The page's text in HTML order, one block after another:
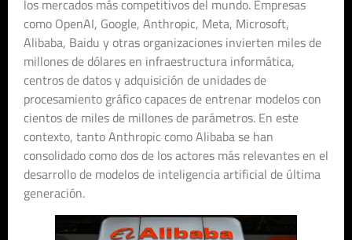
los mercados más competitivos del mundo. Empresas
como OpenAI, Google, Anthropic, Meta, Microsoft,
Alibaba, Baidu y otras organizaciones invierten miles de
millones de dólares en infraestructura informática,
centros de datos y adquisición de unidades de
procesamiento gráfico capaces de entrenar modelos con
cientos de miles de millones de parámetros. En este
contexto, tanto Anthropic como Alibaba se han
consolidado como dos de los actores más relevantes en el
desarrollo de modelos de inteligencia artificial de última
generación.